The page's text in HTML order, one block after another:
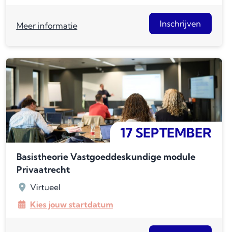
Meer informatie Inschrijven
17 SEPTEMBER
Basistheorie Vastgoeddeskundige module
Privaatrecht
Virtueel
Kies jouw startdatum